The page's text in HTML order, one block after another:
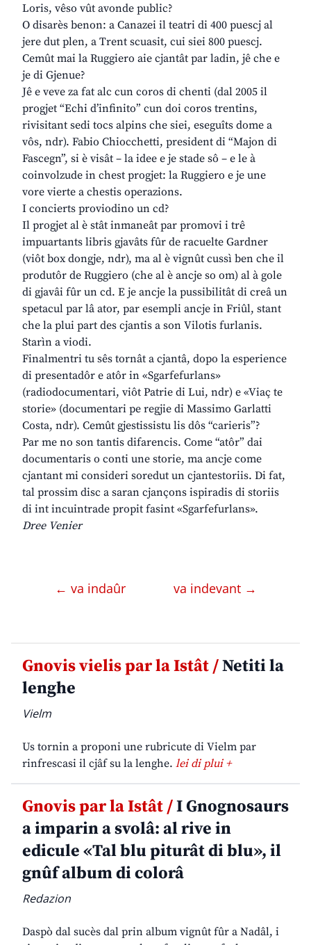
Loris, vêso vût avonde public?
O disarès benon: a Canazei il teatri di 400 puescj al
jere dut plen, a Trent scuasit, cui siei 800 puescj.
Cemût mai la Ruggiero aie cjantât par ladin, jê che e
je di Gjenue?
Jê e veve za fat alc cun coros di chenti (dal 2005 il
progjet “Echi d’infinito” cun doi coros trentins,
rivisitant sedi tocs alpins che siei, eseguîts dome a
vôs, ndr). Fabio Chiocchetti, president di “Majon di
Fascegn”, si è visât – la idee e je stade sô – e le à
coinvolzude in chest progjet: la Ruggiero e je une
vore vierte a chestis operazions.
I concierts proviodino un cd?
Il progjet al è stât inmaneât par promovi i trê
impuartants libris gjavâts fûr de racuelte Gardner
(viôt box dongje, ndr), ma al è vignût cussì ben che il
produtôr de Ruggiero (che al è ancje so om) al à gole
di gjavâi fûr un cd. E je ancje la pussibilitât di creâ un
spetacul par lâ ator, par esempli ancje in Friûl, stant
che la plui part des cjantis a son Vilotis furlanis.
Starìn a viodi.
Finalmentri tu sês tornât a cjantâ, dopo la esperience
di presentadôr e atôr in «Sgarfefurlans»
(radiodocumentari, viôt Patrie di Lui, ndr) e «Viaç te
storie» (documentari pe regjie di Massimo Garlatti
Costa, ndr). Cemût gjestissistu lis dôs “carieris”?
Par me no son tantis difarencis. Come “atôr” dai
documentaris o conti une storie, ma ancje come
cjantant mi consideri soredut un cjantestoriis. Di fat,
tal prossim disc a saran cjançons ispiradis di storiis
di int incuintrade propit fasint «Sgarfefurlans».
Dree Venier
← va indaûr va indevant →
Gnovis vielis par la Istât /Netiti la
lenghe
Vielm
Us tornin a proponi une rubricute di Vielm par
rinfrescasi il cjâf su la lenghe. lei di plui +
Gnovis par la Istât /I Gnognosaurs
a imparin a svolâ: al rive in
edicule «Tal blu piturât di blu», il
gnûf album di colorâ
Redazion
Daspò dal sucès dal prin album vignût fûr a Nadâl, i